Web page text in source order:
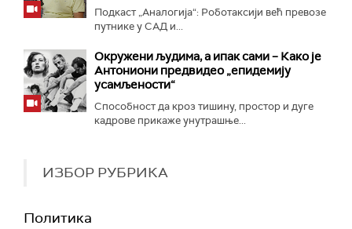
Подкаст „Аналогија“: Роботаксији већ превозе
путнике у САД и...
Окружени људима, а ипак сами – Како је
Антониони предвидео „епидемију
усамљености“
Способност да кроз тишину, простор и дуге
кадрове прикаже унутрашње...
ИЗБОР РУБРИКА
Политика